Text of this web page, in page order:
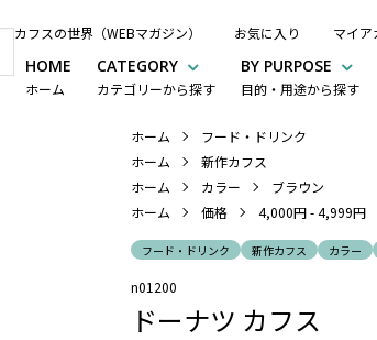
HOME
ホーム
CATEGORY
カテゴリーから探す
BY PURPOSE
目的・用途から探す
カフスの世界（WEBマガジン） お気に入り マイア
ホーム
フード・ドリンク
ホーム
新作カフス
ホーム
カラー
ブラウン
ホーム
価格 4,000円 - 4,999円
フード・ドリンク 新作カフス カラー
n01200
ドーナツ カフス